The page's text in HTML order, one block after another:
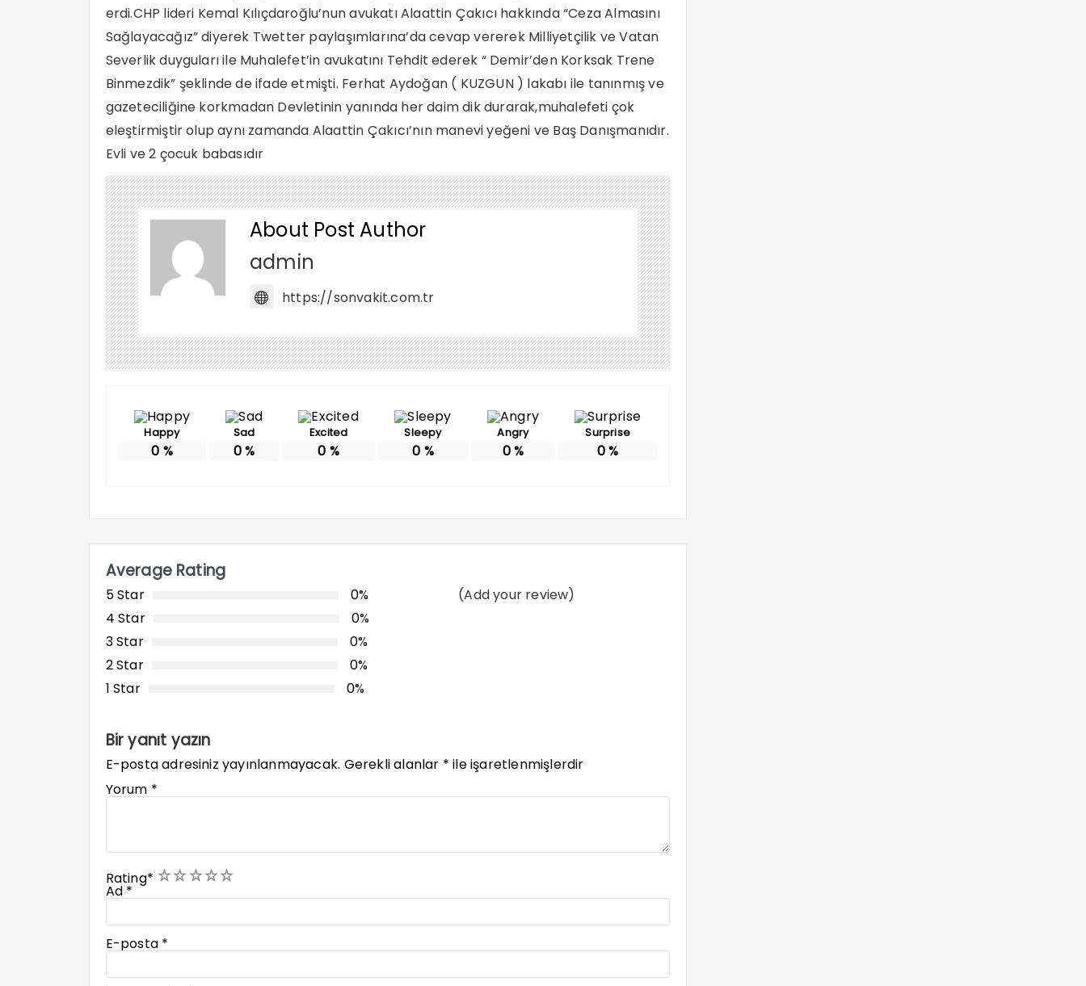
erdi.CHP lideri Kemal Kılıçdaroğlu’nun avukatı Alaattin Çakıcı hakkında “Ceza Almasını
Sağlayacağız” diyerek Twetter paylaşımlarına’da cevap vererek Milliyetçilik ve Vatan
Severlik duyguları ile Muhalefet’in avukatını Tehdit ederek “ Demir’den Korksak Trene
Binmezdik” şeklinde de ifade etmişti. Ferhat Aydoğan ( KUZGUN ) lakabı ile tanınmış ve
gazeteciliğine korkmadan Devletinin yanında her daim dik durarak,muhalefeti çok
eleştirmiştir olup aynı zamanda Alaattin Çakıcı’nın manevi yeğeni ve Baş Danışmanıdır.
Evli ve 2 çocuk babasıdır
About Post Author
admin
https://sonvakit.com.tr
Happy
0 %
Sad
0%
Excited
0 %
Sleepy
0 %
Angry
0%
Surprise
0%
Average Rating
5 Star
0%
4 Star
0%
3 Star
0%
2 Star
0%
1 Star
0%
(Add your review)
Bir yanıt yazın
E-posta adresiniz yayınlanmayacak. Gerekli alanlar * ile işaretlenmişlerdir
Yorum *
Rating* 5
4
3
2
1
Ad *
E-posta *